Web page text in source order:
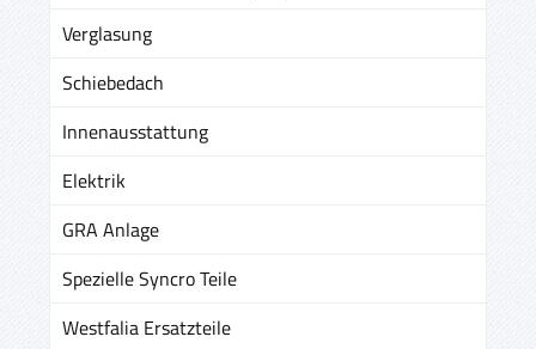
Verglasung
Schiebedach
Innenausstattung
Elektrik
GRA Anlage
Spezielle Syncro Teile
Westfalia Ersatzteile